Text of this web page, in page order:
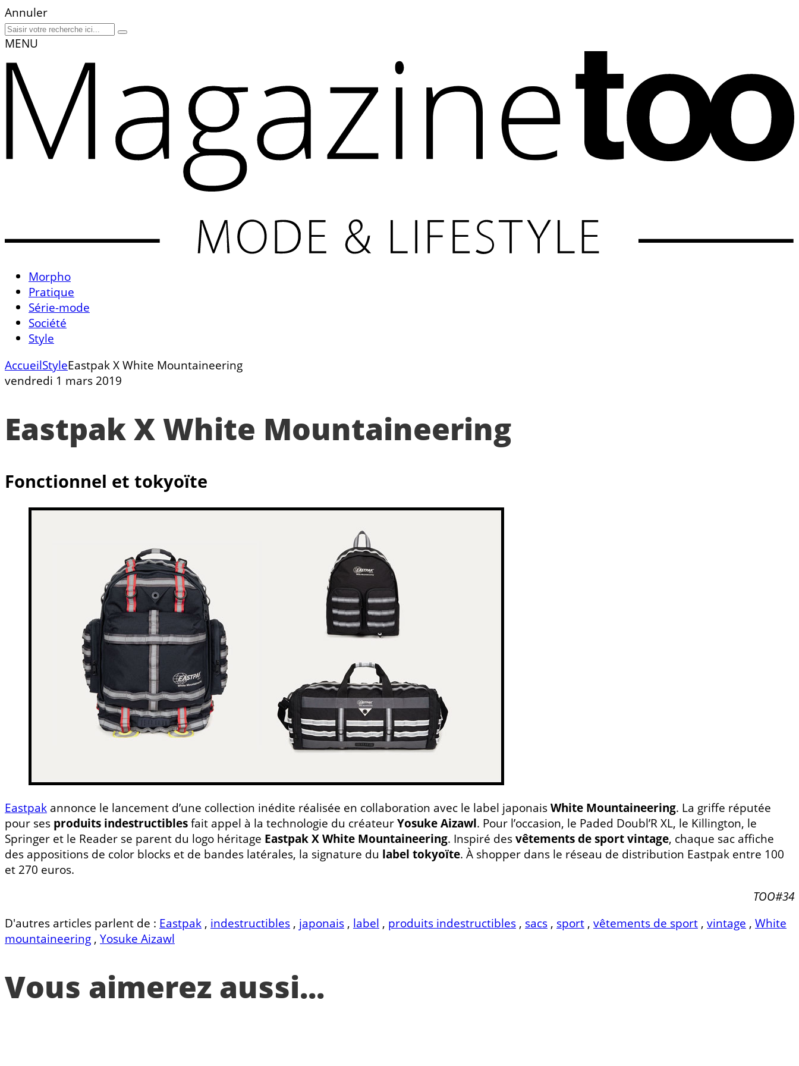
Annuler
MENU
Morpho
Pratique
Série-mode
Société
Style
AccueilStyleEastpak X White Mountaineering
vendredi 1 mars 2019
Eastpak X White Mountaineering
Fonctionnel et tokyoïte
Eastpak annonce le lancement d’une collection inédite réalisée en collaboration avec le label japonaisWhite Mountaineering. La griffe réputée
pour ses produits indestructiblesfait appel à la technologie du créateurYosuke Aizawl. Pour l’occasion, le Paded Doubl’R XL, le Killington, le
Springer et le Reader se parent du logo héritage Eastpak X White Mountaineering. Inspiré desvêtements de sport vintage, chaque sac affiche
des appositions de color blocks et de bandes latérales, la signature du label tokyoïte. À shopper dans le réseau de distribution Eastpak entre 100
et 270 euros.
TOO#34
D'autres articles parlent de : Eastpak , indestructibles , japonais , label , produits indestructibles , sacs , sport , vêtements de sport , vintage , White
mountaineering , Yosuke Aizawl
Vous aimerez aussi...